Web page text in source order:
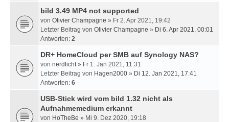
bild 3.49 MP4 not supported
von Olivier Champagne » Fr 2. Apr 2021, 19:42
Letzter Beitrag von Olivier Champagne » Di 6. Apr 2021, 00:01
Antworten: 2
DR+ HomeCloud per SMB auf Synology NAS?
von nerdlicht» Fr 1. Jan 2021, 11:31
Letzter Beitrag von Hagen2000 » Di 12. Jan 2021, 17:41
Antworten: 6
USB-Stick wird vom bild 1.32 nicht als
Aufnahmemedium erkannt
von HoTheBe » Mi 9. Dez 2020, 19:18